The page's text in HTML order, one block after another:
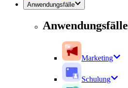
Anwendungsfälle
Anwendungsfälle
Marketing
Schulung